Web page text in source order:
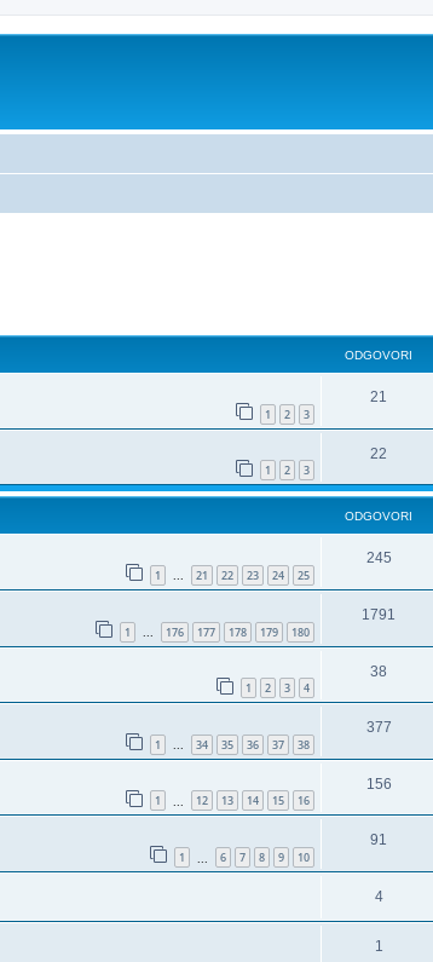
ODGOVORI
1 2 3
21
1 2 3
22
ODGOVORI
1 ... 21 22 23 24 25
245
1 ... 176 177 178 179 180
1791
1 2 3 4
38
1 ... 34 35 36 37 38
377
1 12 13 14 15 16
156
1 6 7 8 9 10
91
4
1